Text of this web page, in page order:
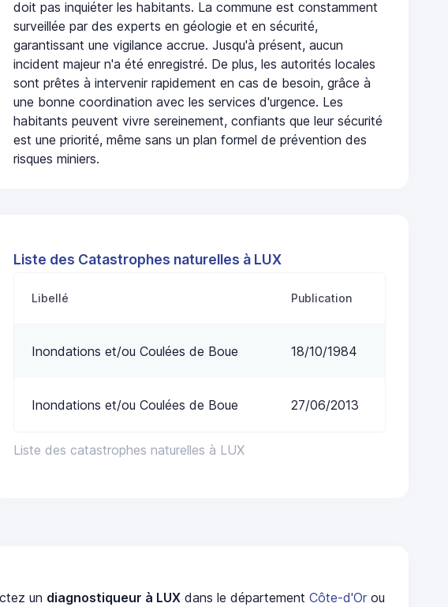
doit pas inquiéter les habitants. La commune est constamment
surveillée par des experts en géologie et en sécurité,
garantissant une vigilance accrue. Jusqu'à présent, aucun
incident majeur n'a été enregistré. De plus, les autorités locales
sont prêtes à intervenir rapidement en cas de besoin, grâce à
une bonne coordination avec les services d'urgence. Les
habitants peuvent vivre sereinement, confiants que leur sécurité
est une priorité, même sans un plan formel de prévention des
risques miniers.
Liste des Catastrophes naturelles à LUX
Liste des catastrophes naturelles à LUX
Libellé Publication
Inondations et/ou Coulées de Boue 18/10/1984
Inondations et/ou Coulées de Boue 27/06/2013
un diagnostiqueur à LUX dans le départementCôte-d'Or ou